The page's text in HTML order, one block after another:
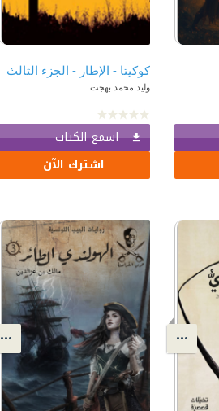
كوكيتا - الإطار - الجزء الثالث
وليد محمد بهجت
اسمع الكتاب
اشترك الآن